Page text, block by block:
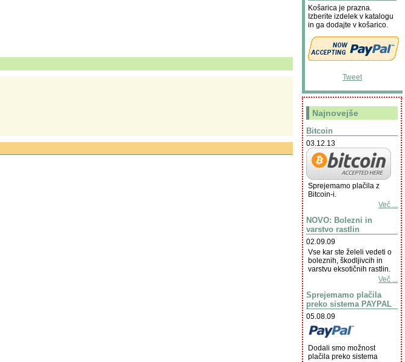
Košarica je prazna.
Izberite izdelek v katalogu
in ga dodajte v košarico.
Tweet
Najnovejše
Bitcoin
03.12.13
Sprejemamo plačila z
Bitcoin-i.
Več ...
NOVO: Bolezni in
varstvo rastlin
02.09.09
Vse kar ste želeli vedeti o
boleznih, škodljivcih in
varstvu eksotičnih rastlin.
Več ...
Sprejemamo plačila
preko sistema PAYPAL
05.08.09
Dodali smo možnost
plačila preko sistema